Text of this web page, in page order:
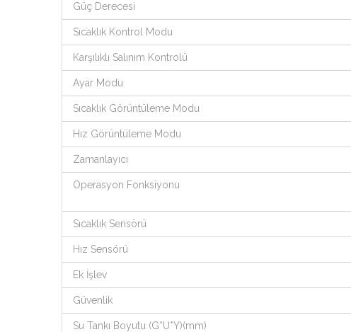
Güç Derecesi
Sıcaklık Kontrol Modu
Karşılıklı Salınım Kontrolü
Ayar Modu
Sıcaklık Görüntüleme Modu
Hız Görüntüleme Modu
Zamanlayıcı
Operasyon Fonksiyonu
Sıcaklık Sensörü
Hız Sensörü
Ek İşlev
Güvenlik
Su Tankı Boyutu (G*U*Y)(mm)